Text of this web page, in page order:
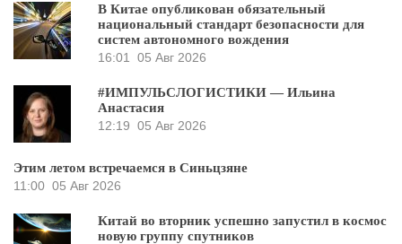
В Китае опубликован обязательный
национальный стандарт безопасности для
систем автономного вождения
16:01
05 Авг 2026
#ИМПУЛЬСЛОГИСТИКИ — Ильина
Анастасия
12:19 05 Авг 2026
Этим летом встречаемся в Синьцзяне
11:00 05 Авг 2026
Китай во вторник успешно запустил в космос
новую группу спутников